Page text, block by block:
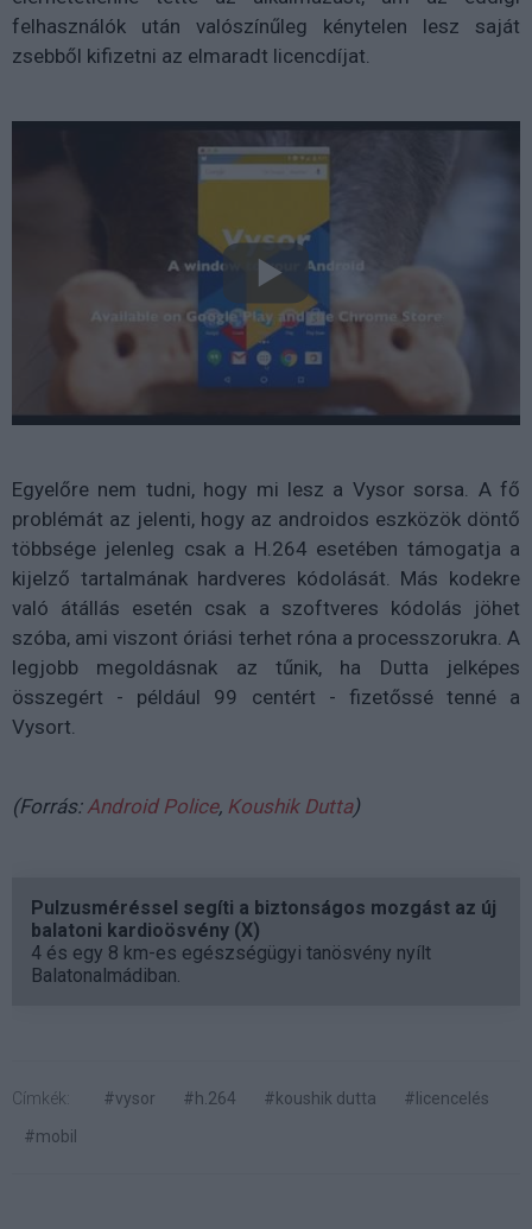
felhasználók után valószínűleg kénytelen lesz saját
zsebből kifizetni az elmaradt licencdíjat.
Egyelőre nem tudni, hogy mi lesz a Vysor sorsa. A fő
problémát az jelenti, hogy az androidos eszközök döntő
többsége jelenleg csak a H.264 esetében támogatja a
kijelző tartalmának hardveres kódolását. Más kodekre
való átállás esetén csak a szoftveres kódolás jöhet
szóba, ami viszont óriási terhet róna a processzorukra. A
legjobb megoldásnak az tűnik, ha Dutta jelképes
összegért - például 99 centért - fizetőssé tenné a
Vysort.
(Forrás:Android Police, Koushik Dutta)
Pulzusméréssel segíti a biztonságos mozgást az új
balatoni kardioösvény (X)
4 és egy 8 km-es egészségügyi tanösvény nyílt
Balatonalmádiban.
Címkék: #vysor #h.264 #koushik dutta
#licencelés
#mobil